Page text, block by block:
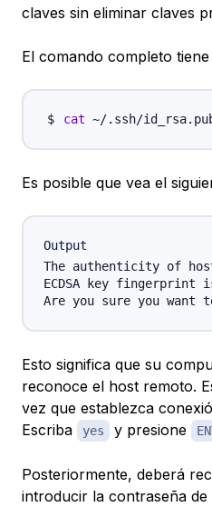
claves sin eliminar claves
El comando completo
cat ~/.ssh/
Es posible que vea el
Output
The authenticity of
ECDSA key
Are you sure you want
Esto significa que su
reconoce el host remoto.
vez que establezca
Escriba
yes y presione
Posteriormente, deberá
introducir la contraseña